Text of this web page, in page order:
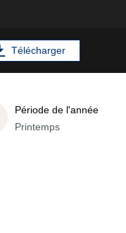
Télécharger
Période de l'année
Printemps